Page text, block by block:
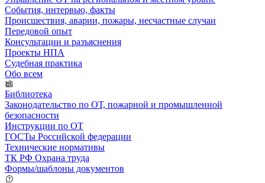
События, интервью, факты
Происшествия, аварии, пожары, несчастные случаи
Передовой опыт
Консультации и разъяснения
Проекты НПА
Судебная практика
Обо всем
Библиотека
Законодательство по ОТ, пожарной и промышленной
безопасности
Инструкции по ОТ
ГОСТы Российской федерации
Технические нормативы
ТК РФ Охрана труда
Формы/шаблоны документов